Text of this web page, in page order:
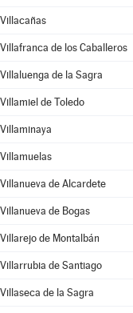
Villacañas
Villafranca de los Caballeros
Villaluenga de la Sagra
Villamiel de Toledo
Villaminaya
Villamuelas
Villanueva de Alcardete
Villanueva de Bogas
Villarejo de Montalbán
Villarrubia de Santiago
Villaseca de la Sagra